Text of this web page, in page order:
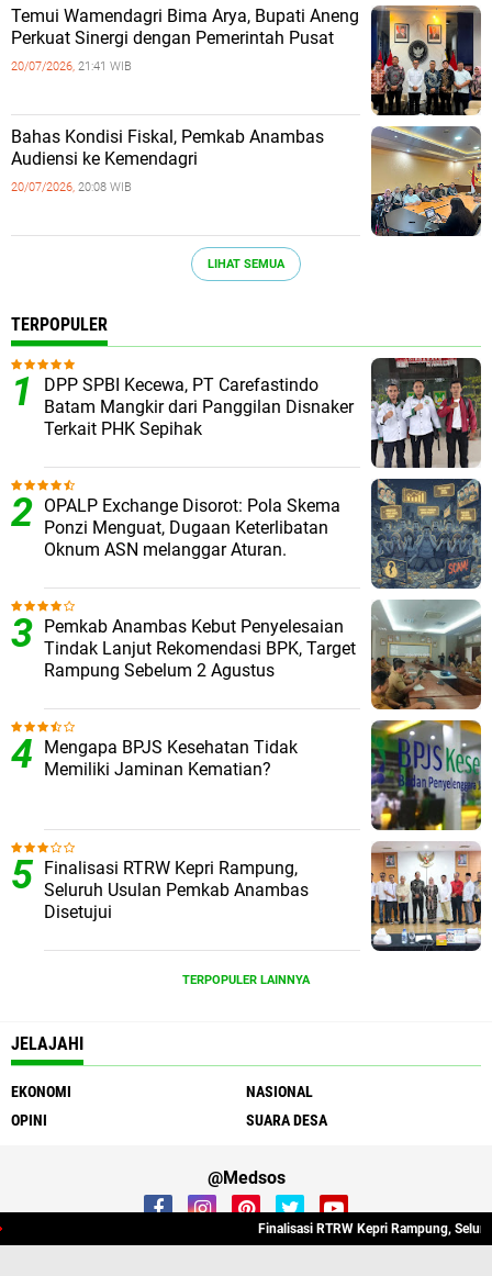
Temui Wamendagri Bima Arya, Bupati Aneng
Perkuat Sinergi dengan Pemerintah Pusat
20/07/2026, 21:41 WIB
Bahas Kondisi Fiskal, Pemkab Anambas
Audiensi ke Kemendagri
20/07/2026, 20:08 WIB
LIHAT SEMUA
TERPOPULER
DPP SPBI Kecewa, PT Carefastindo
Batam Mangkir dari Panggilan Disnaker
Terkait PHK Sepihak
OPALP Exchange Disorot: Pola Skema
Ponzi Menguat, Dugaan Keterlibatan
Oknum ASN melanggar Aturan.
Pemkab Anambas Kebut Penyelesaian
Tindak Lanjut Rekomendasi BPK, Target
Rampung Sebelum 2 Agustus
Mengapa BPJS Kesehatan Tidak
Memiliki Jaminan Kematian?
Finalisasi RTRW Kepri Rampung,
Seluruh Usulan Pemkab Anambas
Disetujui
TERPOPULER LAINNYA
JELAJAHI
EKONOMI
NASIONAL
OPINI
SUARA DESA
@Medsos
Finalisasi RTRW Kepri Rampung,